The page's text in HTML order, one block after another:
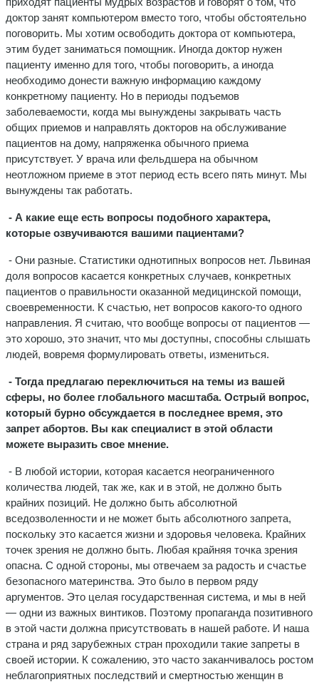
доктор занят компьютером вместо того, чтобы обстоятельно
поговорить. Мы хотим освободить доктора от компьютера,
этим будет заниматься помощник. Иногда доктор нужен
пациенту именно для того, чтобы поговорить, а иногда
необходимо донести важную информацию каждому
конкретному пациенту. Но в периоды подъемов
заболеваемости, когда мы вынуждены закрывать часть
общих приемов и направлять докторов на обслуживание
пациентов на дому, напряженка обычного приема
присутствует. У врача или фельдшера на обычном
неотложном приеме в этот период есть всего пять минут. Мы
вынуждены так работать.
- А какие еще есть вопросы подобного характера,
которые озвучиваются вашими пациентами?
- Они разные. Статистики однотипных вопросов нет. Львиная
доля вопросов касается конкретных случаев, конкретных
пациентов о правильности оказанной медицинской помощи,
своевременности. К счастью, нет вопросов какого-то одного
направления. Я считаю, что вообще вопросы от пациентов —
это хорошо, это значит, что мы доступны, способны слышать
людей, вовремя формулировать ответы, измениться.
- Тогда предлагаю переключиться на темы из вашей
сферы, но более глобального масштаба. Острый вопрос,
который бурно обсуждается в последнее время, это
запрет абортов. Вы как специалист в этой области
можете выразить свое мнение.
- В любой истории, которая касается неограниченного
количества людей, так же, как и в этой, не должно быть
крайних позиций. Не должно быть абсолютной
вседозволенности и не может быть абсолютного запрета,
поскольку это касается жизни и здоровья человека. Крайних
точек зрения не должно быть. Любая крайняя точка зрения
опасна. С одной стороны, мы отвечаем за радость и счастье
безопасного материнства. Это было в первом ряду
аргументов. Это целая государственная система, и мы в ней
— одни из важных винтиков. Поэтому пропаганда позитивного
в этой части должна присутствовать в нашей работе. И наша
страна и ряд зарубежных стран проходили такие запреты в
своей истории. К сожалению, это часто заканчивалось ростом
неблагоприятных последствий и смертностью женщин в